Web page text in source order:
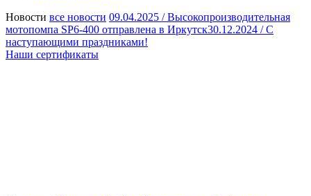
Новости все новости 09.04.2025 /Высокопроизводительная
мотопомпа SP6-400 отправлена в Иркутск30.12.2024 /С
наступающими праздниками!
Наши сертификаты